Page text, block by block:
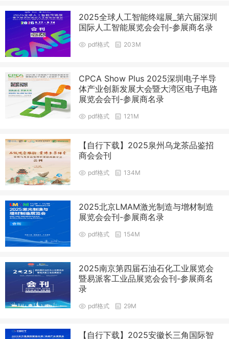
2025全球人工智能终端展_第六届深圳
国际人工智能展览会会刊-参展商名录
pdf格式 203M
CPCA Show Plus 2025深圳电子半导
体产业创新发展大会暨大湾区电子电路
展览会会刊-参展商名录
pdf格式 121M
【自行下载】2025泉州乌龙茶品鉴招
商会会刊
pdf格式 134M
2025北京LMAM激光制造与增材制造
展览会会刊-参展商名录
pdf格式 154M
2025南京第四届石油石化工业展览会
暨易派客工业品展览会会刊-参展商名
录
pdf格式 29M
【自行下载】2025安徽长三角国际智